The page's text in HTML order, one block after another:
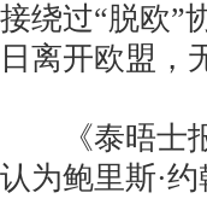
接绕过“脱欧”
日离开欧盟，
《泰晤士报
认为鲍里斯·